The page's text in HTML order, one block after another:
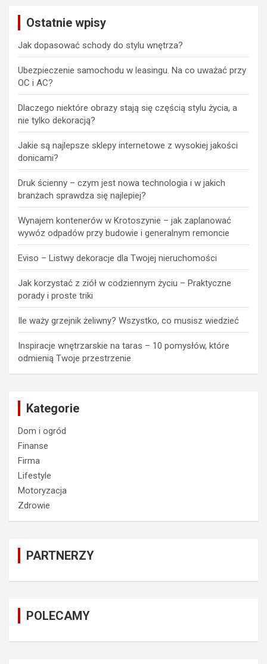
Ostatnie wpisy
Jak dopasować schody do stylu wnętrza?
Ubezpieczenie samochodu w leasingu. Na co uważać przy
OC i AC?
Dlaczego niektóre obrazy stają się częścią stylu życia, a
nie tylko dekoracją?
Jakie są najlepsze sklepy internetowe z wysokiej jakości
donicami?
Druk ścienny – czym jest nowa technologia i w jakich
branżach sprawdza się najlepiej?
Wynajem kontenerów w Krotoszynie – jak zaplanować
wywóz odpadów przy budowie i generalnym remoncie
Eviso – Listwy dekoracje dla Twojej nieruchomości
Jak korzystać z ziół w codziennym życiu – Praktyczne
porady i proste triki
Ile waży grzejnik żeliwny? Wszystko, co musisz wiedzieć
Inspiracje wnętrzarskie na taras – 10 pomysłów, które
odmienią Twoje przestrzenie
Kategorie
Dom i ogród
Finanse
Firma
Lifestyle
Motoryzacja
Zdrowie
PARTNERZY
POLECAMY